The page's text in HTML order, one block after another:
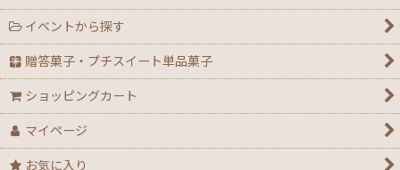
イベントから探す
贈答菓子・プチスイート単品菓子
ショッピングカート
マイページ
お気に入り